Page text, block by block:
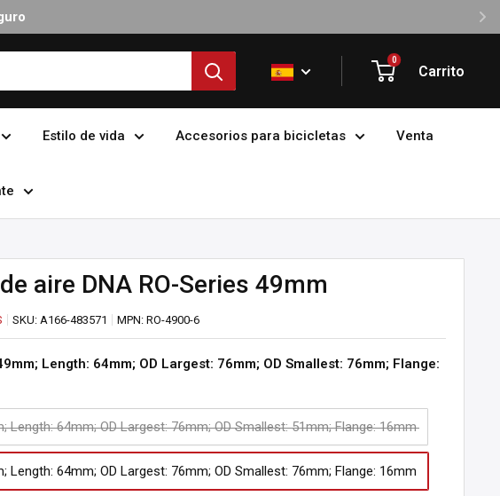
0
Carrito
Estilo de vida Accesorios para bicicletas Venta
aire DNA RO-Series 49mm
SKU: A166-483571 MPN: RO-4900-6
Length: 64mm; OD Largest: 76mm; OD Smallest: 76mm; Flange:
Length: 64mm; OD Largest: 76mm; OD Smallest: 51mm; Flange: 16mm
Length: 64mm; OD Largest: 76mm; OD Smallest: 76mm; Flange: 16mm